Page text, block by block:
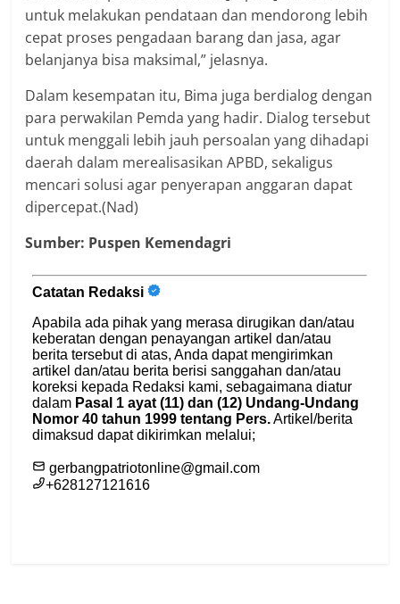
untuk melakukan pendataan dan mendorong lebih
cepat proses pengadaan barang dan jasa, agar
belanjanya bisa maksimal,” jelasnya.
Dalam kesempatan itu, Bima juga berdialog dengan
para perwakilan Pemda yang hadir. Dialog tersebut
untuk menggali lebih jauh persoalan yang dihadapi
daerah dalam merealisasikan APBD, sekaligus
mencari solusi agar penyerapan anggaran dapat
dipercepat.(Nad)
Sumber: Puspen Kemendagri